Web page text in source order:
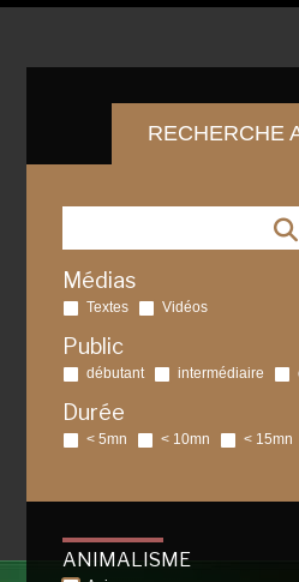
RECHERCHE
Médias
Textes Vidéos
Public
débutant intermédiaire
Durée
< 5mn < 10mn < 15mn
ANIMALISME